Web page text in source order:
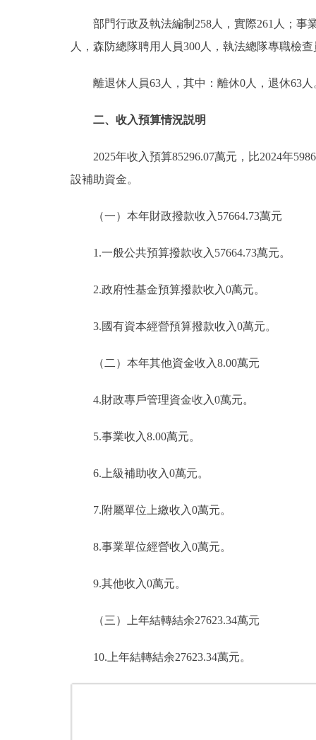
部門行政及執法編制258人，實際261人；事業
人，森防總隊聘用人員300人，執法總隊專職
離退休人員63人，其中：離休0人，退休63人
二、收入預算情況説明
2025年收入預算85296.07萬元，比2024年
設補助資金。
（一）本年財政撥款收入57664.73萬元
1.一般公共預算撥款收入57664.73萬元。
2.政府性基金預算撥款收入0萬元。
3.國有資本經營預算撥款收入0萬元。
（二）本年其他資金收入8.00萬元
4.財政專戶管理資金收入0萬元。
5.事業收入8.00萬元。
6.上級補助收入0萬元。
7.附屬單位上繳收入0萬元。
8.事業單位經營收入0萬元。
9.其他收入0萬元。
（三）上年結轉結余27623.34萬元
10.上年結轉結余27623.34萬元。